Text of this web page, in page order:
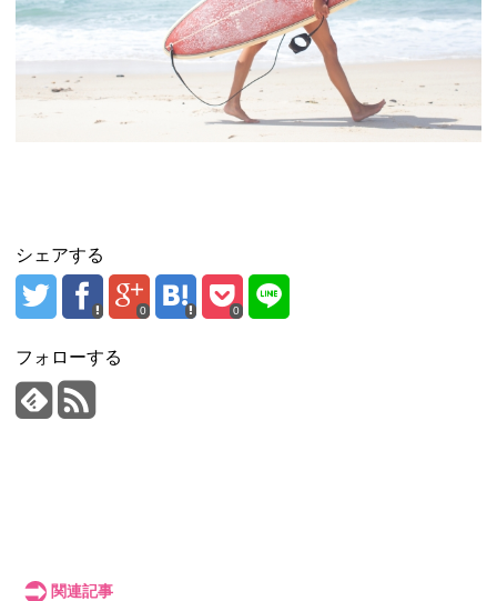
シェアする
0 0
フォローする
関連記事